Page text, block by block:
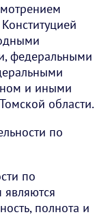
федеральными
и иными
области.
по
по
полнота и